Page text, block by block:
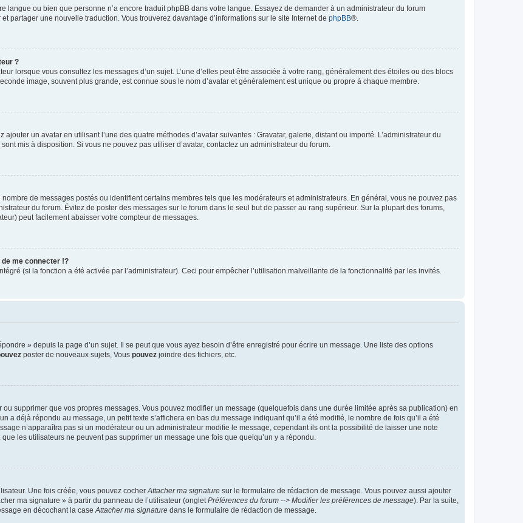
langue ou bien que personne n’a encore traduit phpBB dans votre langue. Essayez de demander à un administrateur du forum
partager une nouvelle traduction. Vous trouverez davantage d’informations sur le site Internet de phpBB®.
?
lorsque vous consultez les messages d’un sujet. L’une d’elles peut être associée à votre rang, généralement des étoiles ou des blocs
image, souvent plus grande, est connue sous le nom d’avatar et généralement est unique ou propre à chaque membre.
un avatar en utilisant l’une des quatre méthodes d’avatar suivantes : Gravatar, galerie, distant ou importé. L’administrateur du
mis à disposition. Si vous ne pouvez pas utiliser d’avatar, contactez un administrateur du forum.
de messages postés ou identifient certains membres tels que les modérateurs et administrateurs. En général, vous ne pouvez pas
du forum. Évitez de poster des messages sur le forum dans le seul but de passer au rang supérieur. Sur la plupart des forums,
peut facilement abaisser votre compteur de messages.
de me connecter !?
(si la fonction a été activée par l’administrateur). Ceci pour empêcher l’utilisation malveillante de la fonctionnalité par les invités.
» depuis la page d’un sujet. Il se peut que vous ayez besoin d’être enregistré pour écrire un message. Une liste des options
poster de nouveaux sujets, Vous pouvez joindre des fichiers, etc.
supprimer que vos propres messages. Vous pouvez modifier un message (quelquefois dans une durée limitée après sa publication) en
a déjà répondu au message, un petit texte s’affichera en bas du message indiquant qu’il a été modifié, le nombre de fois qu’il a été
n’apparaîtra pas si un modérateur ou un administrateur modifie le message, cependant ils ont la possibilité de laisser une note
les utilisateurs ne peuvent pas supprimer un message une fois que quelqu’un y a répondu.
Une fois créée, vous pouvez cocherAttacher ma signature sur le formulaire de rédaction de message. Vous pouvez aussi ajouter
ma signature » à partir du panneau de l’utilisateur (ongletPréférences du forum --> Modifier les préférences de message). Par la suite,
en décochant la caseAttacher ma signature dans le formulaire de rédaction de message.